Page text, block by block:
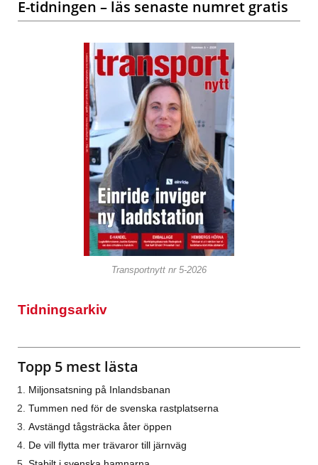
E-tidningen – läs senaste numret gratis
Transportnytt nr 5-2026
Tidningsarkiv
Topp 5 mest lästa
Miljonsatsning på Inlandsbanan
Tummen ned för de svenska rastplatserna
Avstängd tågsträcka åter öppen
De vill flytta mer trävaror till järnväg